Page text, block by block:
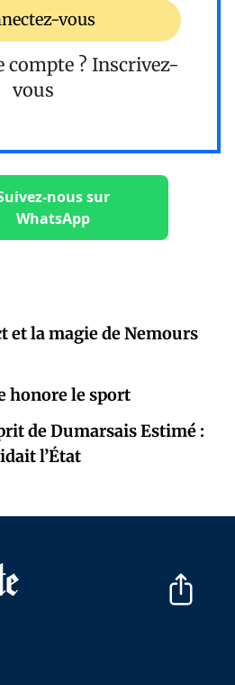
vous
compte ? Inscrivez-
vous
nous sur
WhatsApp
et la magie de Nemours
honore le sport
de Dumarsais Estimé :
l’État